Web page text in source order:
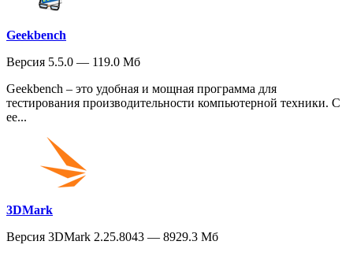
Geekbench
Версия 5.5.0 — 119.0 Мб
Geekbench – это удобная и мощная программа для
тестирования производительности компьютерной техники. С
ее...
3DMark
Версия 3DMark 2.25.8043 — 8929.3 Мб